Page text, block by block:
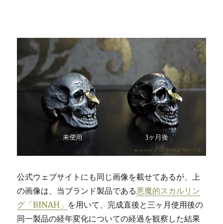
公式ウェブサイトにも同じ画像を載せてあるが、上
の画像は、当ブランド製品である悪魔的スカルリン
グ「BINAH」 を用いて、完成直後と三ヶ月使用後の
同一製品の経年変化についての経過を観察した結果